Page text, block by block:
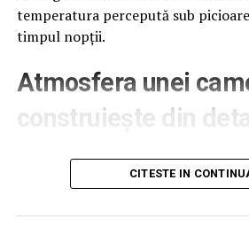
de vanzare se stabileste pe
evaluare, aprobat de conbiliul
Proprietariiu constructiilor
(3) sunt notificati in termen
zile de la primirea notificarii.
temperatura percepută sub
timpul nopții.
Atmosfera unei
construiește din
Contactul direct cu pardoseala
senzații fizice pe care le are un
pe drum, seara târziu. Textura și
CITESTE IN